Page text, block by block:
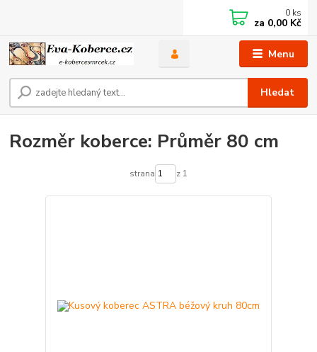
Menu
Hledat
0 ks
za 0,00 Kč
Rozměr koberce: Průměr 80 cm
strana z 1